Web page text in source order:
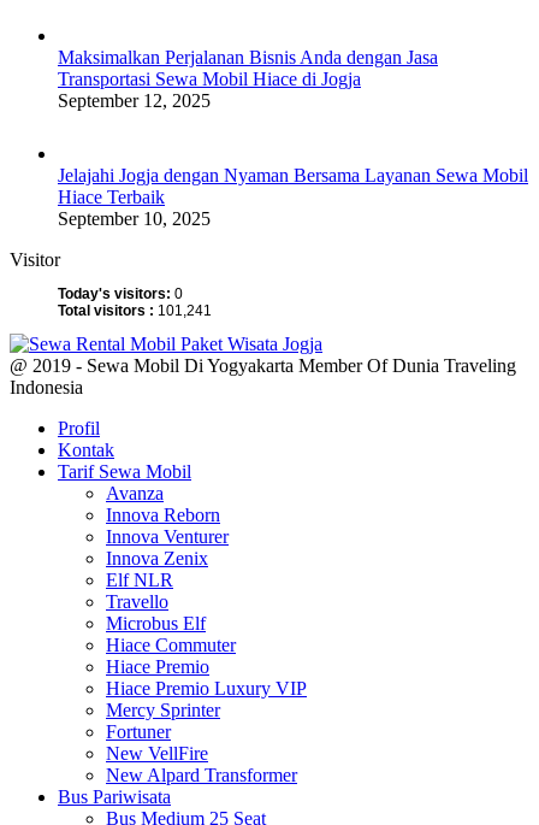
Maksimalkan Perjalanan Bisnis Anda dengan Jasa
Transportasi Sewa Mobil Hiace di Jogja
September 12, 2025
Jelajahi Jogja dengan Nyaman Bersama Layanan Sewa Mobil
Hiace Terbaik
September 10, 2025
Visitor
Today's visitors: 0
Total visitors : 101,241
@ 2019 - Sewa Mobil Di Yogyakarta Member Of Dunia Traveling
Indonesia
Profil
Kontak
Tarif Sewa Mobil
Avanza
Innova Reborn
Innova Venturer
Innova Zenix
Elf NLR
Travello
Microbus Elf
Hiace Commuter
Hiace Premio
Hiace Premio Luxury VIP
Mercy Sprinter
Fortuner
New VellFire
New Alpard Transformer
Bus Pariwisata
Bus Medium 25 Seat